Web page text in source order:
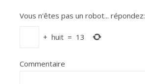
Vous n'êtes pas un robot... répondez:
+ huit = 13
Commentaire